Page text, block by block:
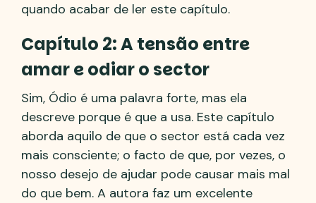
quando acabar de ler este capítulo.
Capítulo 2: A tensão entre
amar e odiar o sector
Sim, Ódio é uma palavra forte, mas ela
descreve porque é que a usa. Este capítulo
aborda aquilo de que o sector está cada vez
mais consciente; o facto de que, por vezes, o
nosso desejo de ajudar pode causar mais mal
do que bem. A autora faz um excelente